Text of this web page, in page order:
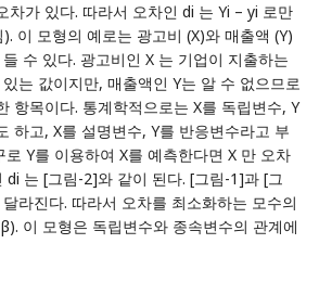
차가 있다. 따라서 오차인 di 는 Yi – yi 로만
이 모형의 예로는 광고비 (X)와 매출액 (Y)
수 있다. 광고비인 X 는 기업이 지출하는
는 값이지만, 매출액인 Y는 알 수 없으므로
항목이다. 통계학적으로는 X를 독립변수, Y
하고, X를 설명변수, Y를 반응변수라고 부
Y를 이용하여 X를 예측한다면 X 만 오차
di 는 [그림-2]와 같이 된다. [그림-1]과 [그
라진다. 따라서 오차를 최소화하는 모수의
이 모형은 독립변수와 종속변수의 관계에